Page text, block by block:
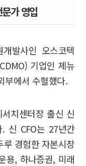
가 영입
발사인 오스코텍
기업인 제뉴
부에서 수혈했다.
치센터장 출신 신
신 CFO는 27년간
경험한 자본시장
용, 하나증권, 미래